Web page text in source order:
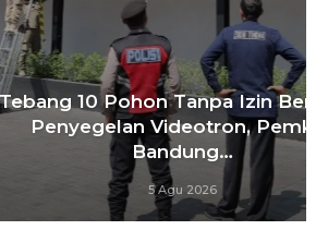
Pohon Tanpa Izin Berujung
Videotron, Pemkot
Bandung…
5 Agu 2026